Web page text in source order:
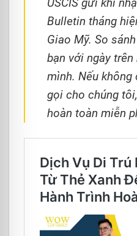
Bulletin tháng
Giao Mỹ. So
bạn với ngày
mình. Nếu
gọi cho chúng
hoàn toàn miễn